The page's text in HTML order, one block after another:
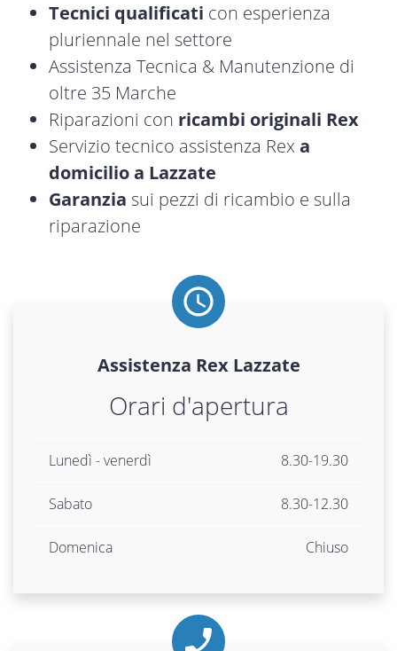
Tecnici qualificati con esperienza
pluriennale nel settore
Assistenza Tecnica & Manutenzione di
oltre 35 Marche
Riparazioni con ricambi originali Rex
Servizio tecnico assistenza Rexa
domicilio a Lazzate
Garanzia sui pezzi di ricambio e sulla
riparazione
Assistenza RexLazzate
Orari d'apertura
Lunedì - venerdì 8.30-19.30
Sabato 8.30-12.30
Domenica Chiuso